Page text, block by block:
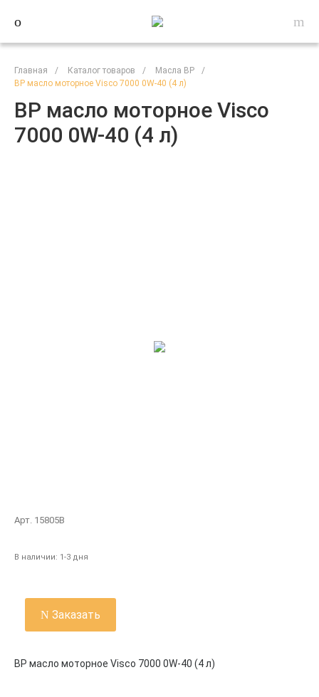
Главная / Каталог товаров / Масла BP
/
BP масло моторное Visco 7000 0W-40 (4 л)
BP масло моторное Visco
7000 0W-40 (4 л)
Арт. 15805B
В наличии: 1-3 дня
Заказать
BP масло моторное Visco 7000 0W-40 (4 л)